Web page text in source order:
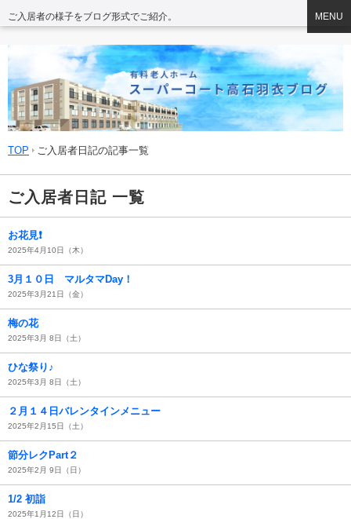
ご入居者の様子をブログ形式でご紹介。 MENU
TOP ご入居者日記の記事一覧
ご入居者日記 一覧
お花見❗️
2025年4月10日（木）
3月１０日 マルタマDay！
2025年3月21日（金）
梅の花
2025年3月 8日（土）
ひな祭り♪
2025年3月 8日（土）
２月１４日バレンタインメニュー
2025年2月15日（土）
節分レクPart２
2025年2月 9日（日）
1/2 初詣
2025年1月12日（日）